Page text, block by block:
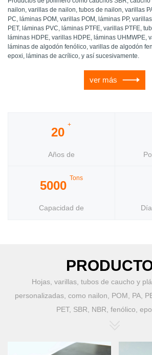
nailon, varillas de nailon, tubos de nailon, varillas
PC, láminas POM, varillas POM, láminas PP,
PET, láminas PVC, láminas PTFE, varillas PTFE,
láminas HDPE, varillas HDPE, láminas UHMWPE,
láminas de algodón fenólico, varillas de algodón
epoxi, láminas de acrílico, y así sucesivamente.
ver más
20
+
Años de
5000
Tons
Capacidad de
Hojas, varillas, tubos de caucho y
personalizadas, como nailon, POM, PA,
PET, SBR, NBR, fenólico,